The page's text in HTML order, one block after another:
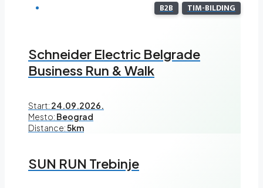
B2B TIM-BILDING
Schneider Electric Belgrade
Business Run & Walk
Start: 24.09.2026.
Mesto: Beograd
Distance:5km
SUN RUN Trebinje